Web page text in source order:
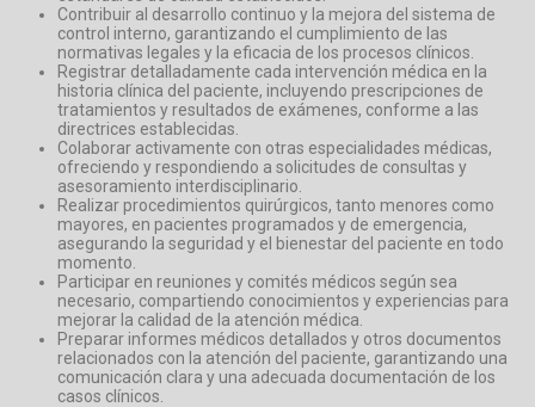
Contribuir al desarrollo continuo y la mejora del sistema de
control interno, garantizando el cumplimiento de las
normativas legales y la eficacia de los procesos clínicos.
Registrar detalladamente cada intervención médica en la
historia clínica del paciente, incluyendo prescripciones de
tratamientos y resultados de exámenes, conforme a las
directrices establecidas.
Colaborar activamente con otras especialidades médicas,
ofreciendo y respondiendo a solicitudes de consultas y
asesoramiento interdisciplinario.
Realizar procedimientos quirúrgicos, tanto menores como
mayores, en pacientes programados y de emergencia,
asegurando la seguridad y el bienestar del paciente en todo
momento.
Participar en reuniones y comités médicos según sea
necesario, compartiendo conocimientos y experiencias para
mejorar la calidad de la atención médica.
Preparar informes médicos detallados y otros documentos
relacionados con la atención del paciente, garantizando una
comunicación clara y una adecuada documentación de los
casos clínicos.